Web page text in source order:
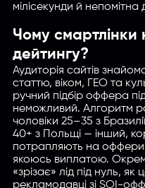
мілісекунди й
Чому
дейтингу?
Аудиторія сайтів
статтю, віком, ГЕО та
ручний підбір оффера
неможливий. Алгоритм
чоловіки 25–35 з
40+ з Польщі — інший,
потрапляють на
якоюсь виплатою.
«зрізає» лід під нуль,
рекламодавці зі SOI-